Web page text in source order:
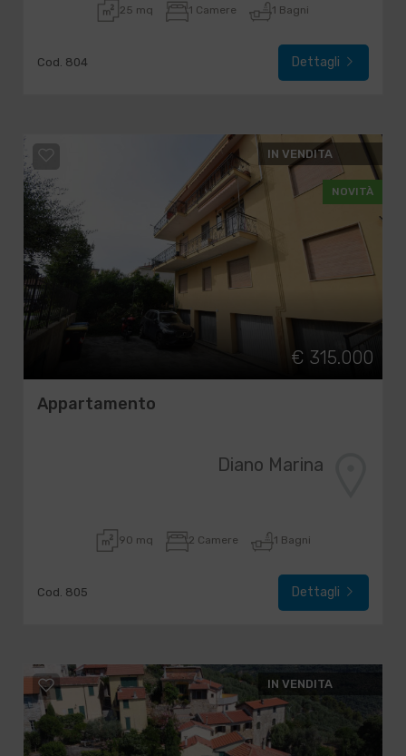
25 mq 1 Camere 1 Bagni
Cod. 804 Dettagli
IN VENDITA
NOVITÀ
€ 315.000
Appartamento
Diano Marina
90 mq 2 Camere 1 Bagni
Cod. 805 Dettagli
IN VENDITA